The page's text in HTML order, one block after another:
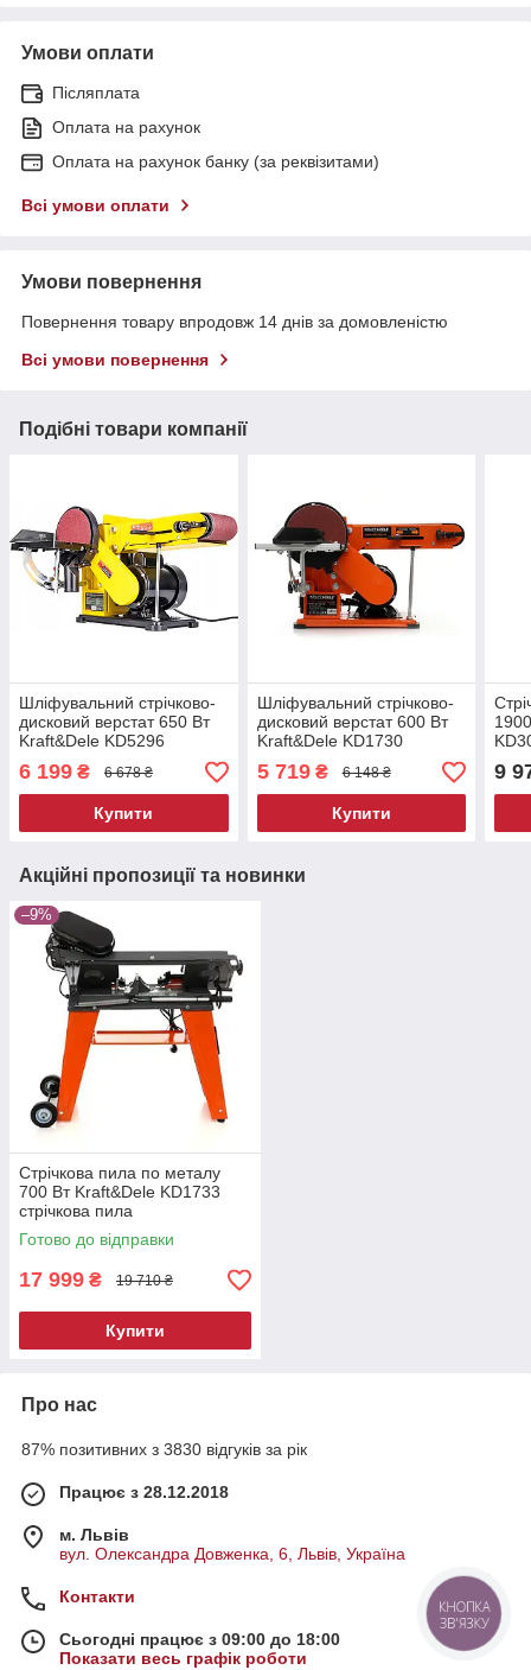
Умови оплати
Післяплата
Оплата на рахунок
Оплата на рахунок банку (за реквізитами)
Всі умови оплати
Умови повернення
Повернення товару впродовж 14 днів за домовленістю
Всі умови повернення
Подібні товари компанії
Шліфувальний стрічково-
дисковий верстат 650 Вт
Kraft&Dele KD5296
стрічковий шліфувальний
верстат
6 199 ₴ 6 678 ₴
Купити
Шліфувальний стрічково-
дисковий верстат 600 Вт
Kraft&Dele KD1730
стрічковий шліфувальний
верстат
5 719₴ 6 148 ₴
Купити
9
Акційні пропозиції та новинки
–9%
Стрічкова пила по металу
700 Вт Kraft&Dele KD1733
стрічкова пила
Готово до відправки
17 999 ₴ 19 710 ₴
Купити
Про нас
87% позитивних з 3830 відгуків за рік
Працює з 28.12.2018
м. Львів
вул. Олександра Довженка, 6, Львів, Україна
Контакти
Сьогодні працює з 09:00 до 18:00
Показати весь графік роботи
КНОПКА
ЗВ'ЯЗКУ